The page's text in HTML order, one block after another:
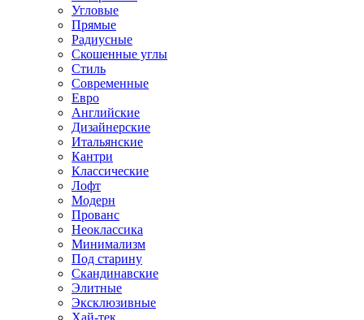
Угловые
Прямые
Радиусные
Скошенные углы
Стиль
Современные
Евро
Английские
Дизайнерские
Итальянские
Кантри
Классические
Лофт
Модерн
Прованс
Неоклассика
Минимализм
Под старину
Скандинавские
Элитные
Эксклюзивные
Хай-тек